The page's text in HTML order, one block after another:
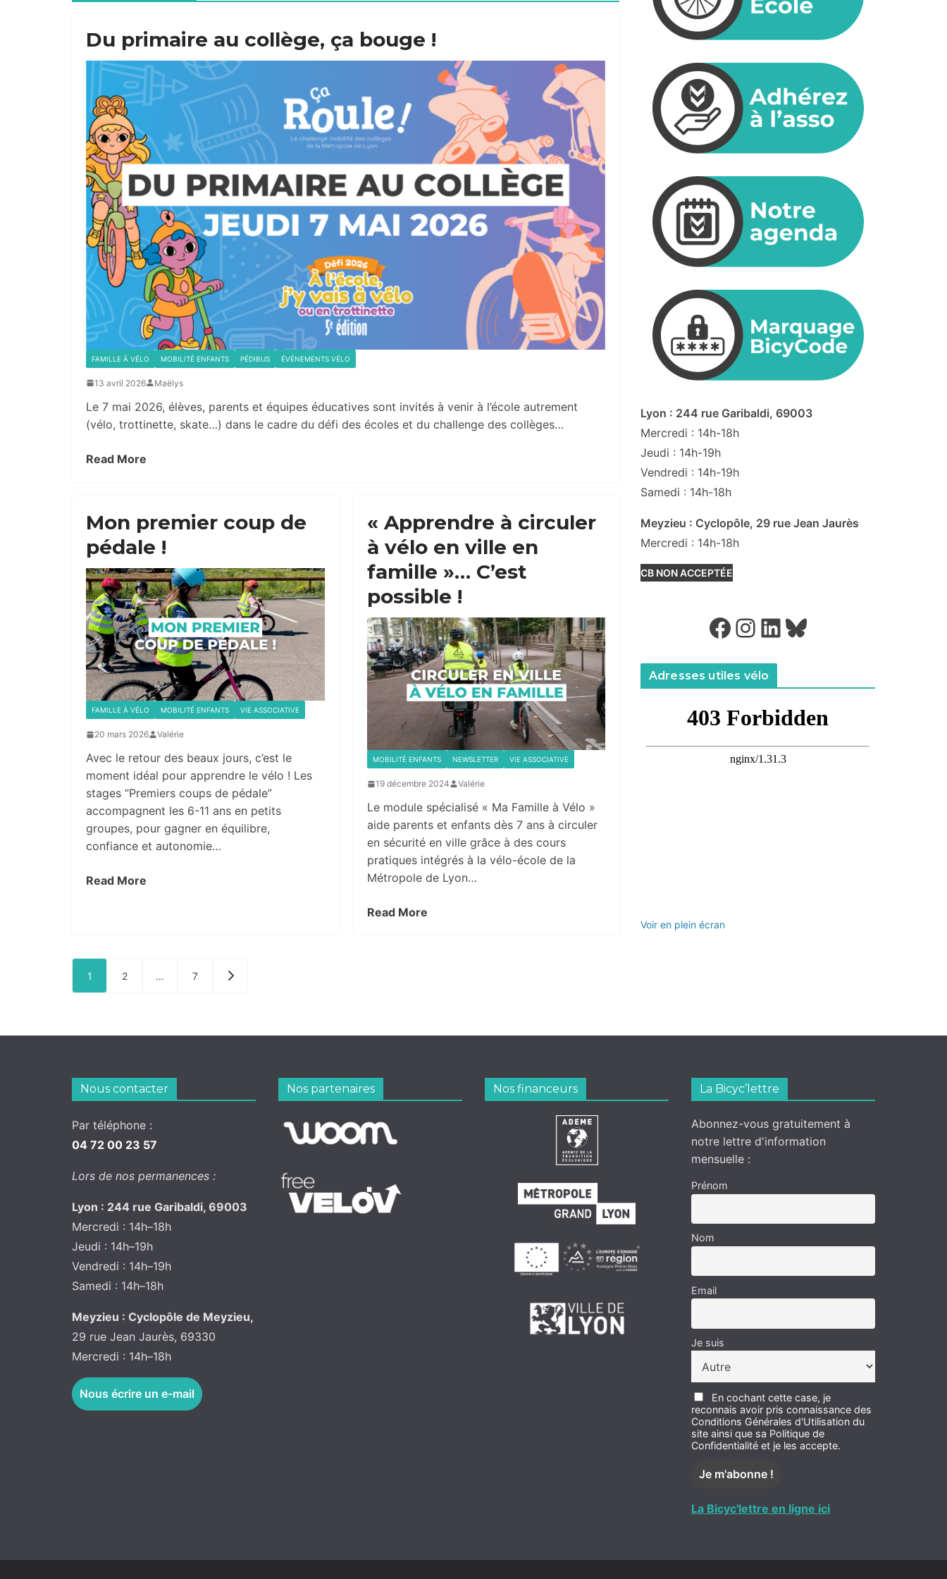
Du primaire au collège, ça bouge !
FAMILLE À VÉLO MOBILITÉ ENFANTS PÉDIBUS ÉVÉNEMENTS VÉLO
13 avril 2026 Maëlys
Le 7 mai 2026, élèves, parents et équipes éducatives sont invités à venir à l’école autrement
(vélo, trottinette, skate…) dans le cadre du défi des écoles et du challenge des collèges…
Read More
Mon premier coup de
pédale !
FAMILLE À VÉLO MOBILITÉ ENFANTS VIE ASSOCIATIVE
20 mars 2026 Valérie
Avec le retour des beaux jours, c’est le
moment idéal pour apprendre le vélo ! Les
stages “Premiers coups de pédale”
accompagnent les 6-11 ans en petits
groupes, pour gagner en équilibre,
confiance et autonomie…
Read More
« Apprendre à circuler
à vélo en ville en
famille »… C’est
possible !
MOBILITÉ ENFANTS NEWSLETTER VIE ASSOCIATIVE
19 décembre 2024 Valérie
Le module spécialisé « Ma Famille à Vélo »
aide parents et enfants dès 7 ans à circuler
en sécurité en ville grâce à des cours
pratiques intégrés à la vélo-école de la
Métropole de Lyon…
Read More
Pagination
des
publications
1 2 … 7
Lyon : 244 rue Garibaldi, 69003
Mercredi : 14h-18h
Jeudi : 14h-19h
Vendredi : 14h-19h
Samedi : 14h-18h
Meyzieu : Cyclopôle, 29 rue Jean Jaurès
Mercredi : 14h-18h
CB NON ACCEPTÉE
Facebook Instagram LinkedIn Bluesky
Adresses utiles vélo
Voir en plein écran
Nous contacter
Par téléphone :
04 72 00 23 57
Lors de nos permanences :
Lyon : 244 rue Garibaldi, 69003
Mercredi : 14h–18h
Jeudi : 14h–19h
Vendredi : 14h–19h
Samedi : 14h–18h
Meyzieu : Cyclopôle de Meyzieu,
29 rue Jean Jaurès, 69330
Mercredi : 14h–18h
Nous écrire un e-mail
Nos partenaires Nos financeurs La Bicyc’lettre
Abonnez-vous gratuitement à
notre lettre d'information
mensuelle :
Prénom
Nom
Email
Je suis
En cochant cette case, je
reconnais avoir pris connaissance des
Conditions Générales d'Utilisation du
site ainsi que sa Politique de
Confidentialité et je les accepte.
La Bicyc'lettre en ligne ici